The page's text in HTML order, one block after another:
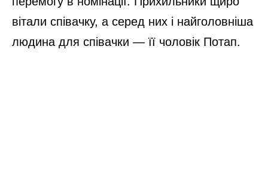
вітали співачку, а серед них і найголовніша
людина для співачки — її чоловік Потап.